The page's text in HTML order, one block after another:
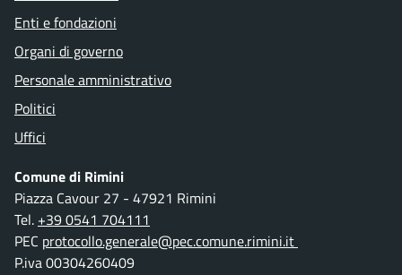
Enti e fondazioni
Organi di governo
Personale amministrativo
Politici
Uffici
Comune di Rimini
Piazza Cavour 27 - 47921 Rimini
Tel. +39 0541 704111
PEC protocollo.generale@pec.comune.rimini.it
P.iva 00304260409